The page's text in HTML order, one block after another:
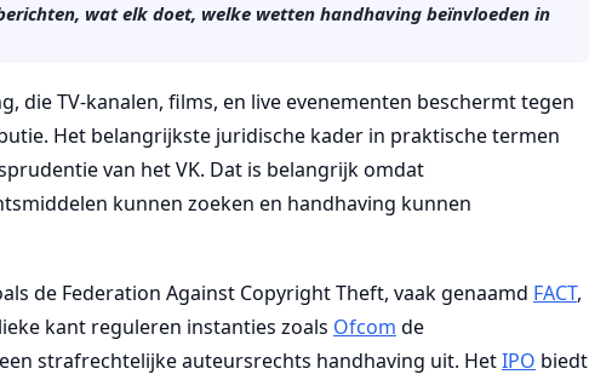
wat elk doet, welke wetten handhaving beïnvloeden in
die TV-kanalen, films, en live evenementen beschermt tegen
Het belangrijkste juridische kader in praktische termen
van het VK. Dat is belangrijk omdat
kunnen zoeken en handhaving kunnen
de Federation Against Copyright Theft, vaak genaamd FACT,
kant reguleren instanties zoals Ofcom de
strafrechtelijke auteursrechts handhaving uit. HetIPO biedt